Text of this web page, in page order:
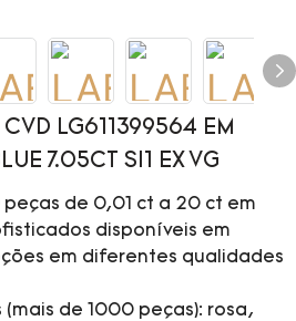
LG611399564 EM
7.05CT SI1 EX VG
peças de 0,01 ct a 20 ct em
disponíveis em
em diferentes qualidades
de 1000 peças): rosa,